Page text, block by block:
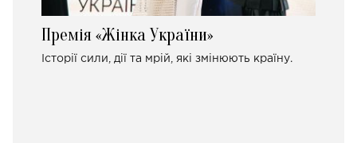
Премія «Жінка України»
Історії сили, дії та мрій, які змінюють країну.